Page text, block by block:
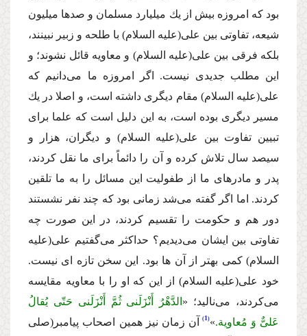
بود كه امروزه بیش از یك میلیارد مسلمان و صدها میلیون
شیعه، تفاوتى بین على(علیه السلام) با طلحه و زبیر نبینند،
بلكه فرقى بین على(علیه السلام) و معاویه قائل نشوند؛ و
این مطلب جدیدى نیست. اگر امروزه ما مى‌دانیم كه
على(علیه السلام) مقام دیگرى داشته است، و اصلا در یك
مسیر دیگرى بوده است، به این دلیل است كه علما براى
تبیین تفاوت بین على(علیه السلام) و دیگران، هزار و
سیصد سال تلاش كرده و آن را دائماً براى ما نقل كردند،
پدر و مادرهاى ما از طفولیت این مسائل را به ما تلقین
كردند. اما اگر گفته مى‌شد زمانى بود كه چند نفر نشستند
دور هم و حكومت را تقسیم كردند، در این صورت چه
تفاوتى بین ایشان مى‌دیدیم؟ حداكثر مى‌گفتیم على(علیه
السلام) كمى بهتر از آن ها بود. این سخن تازه اى نیست.
خود على(علیه السلام) از این كه او را با معاویه مقایسه
مى‌كردند، مى‌نالید؛ « الدَّهْرُ أَنْزَلَنى ثُمَّ أَنْزَلَنى حَتّى یُقالُ
عَلىٌّ وَ مُعاویة.»
1 آن زمان نیز همین اصحاب پیامبر (صلى